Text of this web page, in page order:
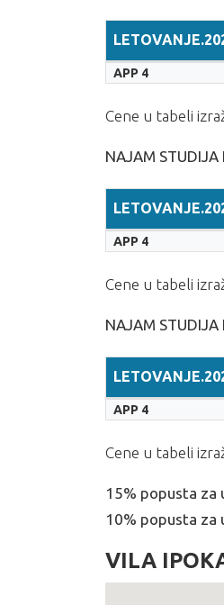
APP 4
Cene u tabeli
NAJAM
APP 4
Cene u tabeli
NAJAM
APP 4
Cene u tabeli
15% popusta za
10% popusta za
VILA